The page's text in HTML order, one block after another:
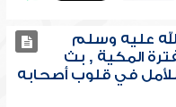
عليه وسلم
المكية , بث
في قلوب أصحابه